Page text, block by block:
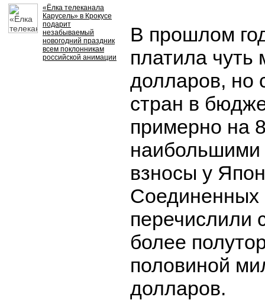
«Ёлка телеканала
Карусель» в Крокусе
подарит
незабываемый
новогодний праздник
всем поклонникам
российской анимации
В прошлом
платила чуть
долларов, но
стран в
примерно на
наибольшими
взносы у
Соединенных
перечислили
более
половиной
долларов.